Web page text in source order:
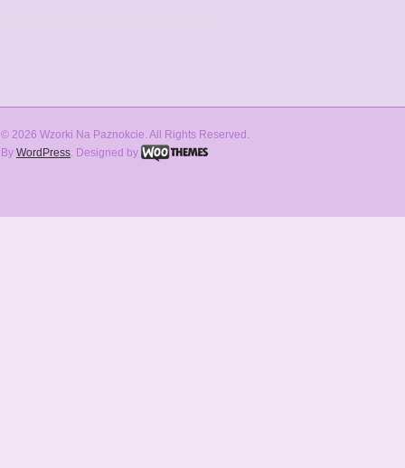
© 2026 Wzorki Na Paznokcie. All Rights Reserved.
By WordPress. Designed by